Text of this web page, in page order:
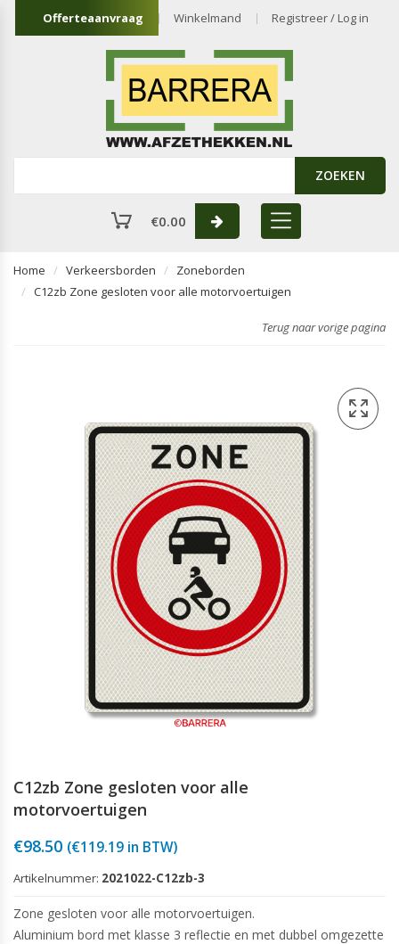
Offerteaanvraag Winkelmand Registreer / Log in
ZOEKEN
€0.00
Home Verkeersborden
Zoneborden
C12zb Zone gesloten voor alle motorvoertuigen
Terug naar vorige pagina
C12zb Zone gesloten voor alle
motorvoertuigen
€98.50 (€119.19 in BTW)
Artikelnummer: 2021022-C12zb-3
Zone gesloten voor alle motorvoertuigen.
Aluminium bord met klasse 3 reflectie en met dubbel omgezette